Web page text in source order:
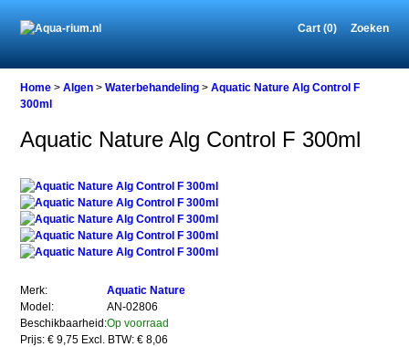
Cart (0) Zoeken
Home
Algen
Aquatic
Nature
Alg
Control
F
Home >Algen >Waterbehandeling >Aquatic Nature Alg Control F
300ml
Aquatic Nature Alg Control F 300ml
Merk:
Aquatic Nature
Model:
AN-02806
Beschikbaarheid:Op voorraad
Prijs: € 9,75 Excl. BTW: € 8,06